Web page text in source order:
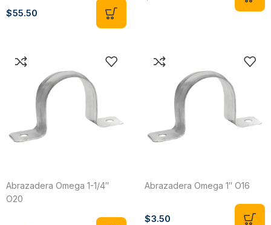
$55.50
Abrazadera Omega 1-1/4″
O20
Abrazadera Omega 1″ O16
$3.50